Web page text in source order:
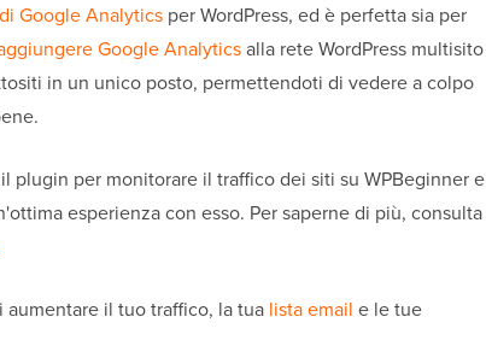
Google Analytics per WordPress, ed è perfetta sia per
Google Analyticsalla rete WordPress multisito
in un unico posto, permettendoti di vedere a colpo
plugin per monitorare il traffico dei siti su WPBeginner e
esperienza con esso. Per saperne di più, consulta
il tuo traffico, la tua lista email e le tue